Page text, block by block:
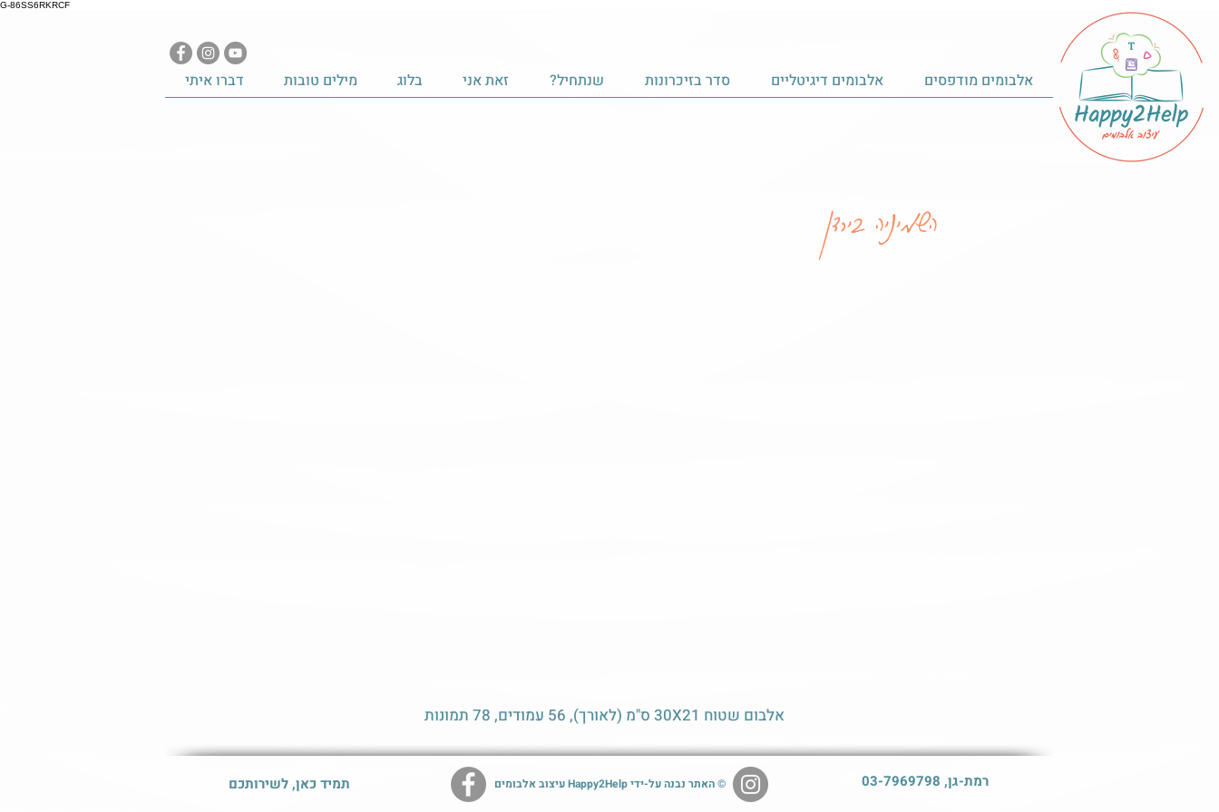
G-86SS6RKRCF
אלבומים מודפסים אלבומים דיגיטליים סדר בזיכרונות שנתחיל? זאת אני בלוג מילים טובות דברו איתי
השמיניה בירדן
אלבום שטוח 30X21 ס"מ (לאורך), 56 עמודים, 78 תמונות
© האתר נבנה על-ידי Happy2Help עיצוב אלבומים רמת-גן, 03-7969798 תמיד כאן, לשירותכם